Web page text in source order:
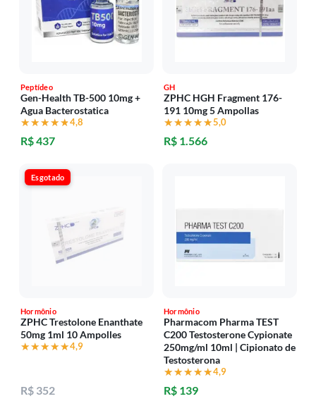
Peptídeo
Gen-Health TB-500 10mg +
Agua Bacterostatica
★★★★★
★★★★★4,8
R$ 437
GH
ZPHC HGH Fragment 176-
191 10mg 5 Ampollas
★★★★★
★★★★★5,0
R$ 1.566
Esgotado
Hormônio
ZPHC Trestolone Enanthate
50mg 1ml 10 Ampolles
★★★★★
★★★★★4,9
R$ 352
Hormônio
Pharmacom Pharma TEST
C200 Testosterone Cypionate
250mg/ml 10ml | Cipionato de
Testosterona
★★★★★
★★★★★4,9
R$ 139